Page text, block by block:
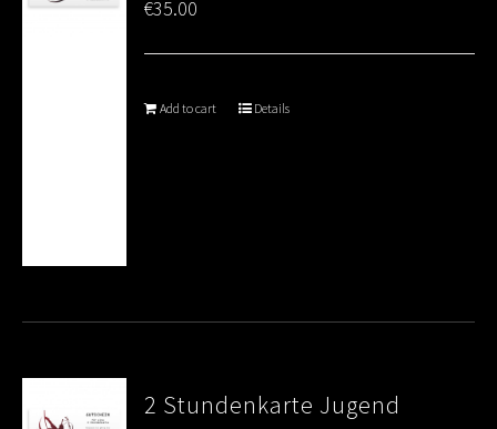
€35.00
Add to cart Details
2 Stundenkarte Jugend